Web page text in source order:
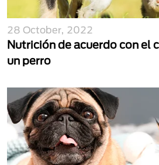
28 October, 2022
Nutrición de acuerdo con el
un perro